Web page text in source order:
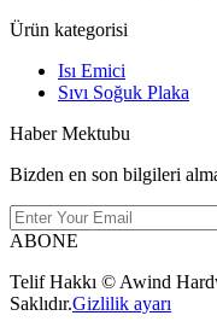
Ürün kategorisi
Isı Emici
Sıvı Soğuk Plaka
Haber Mektubu
Bizden en son bilgileri
ABONE
Telif Hakkı © Awind
Saklıdır.Gizlilik ayarı